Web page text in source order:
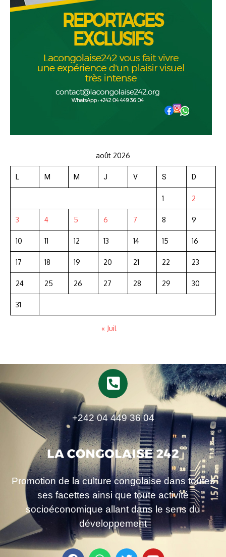
août 2026
L M M J V S D
1 2
3 4 5 6 7 8 9
10 11 12 13 14 15 16
17 18 19 20 21 22 23
24 25 26 27 28 29 30
31
« Juil
+242 04 449 36 04
Promotion de la culture congolaise dans toutes
ses facettes ainsi que toute activité
socioéconomique allant dans le sens du
développement